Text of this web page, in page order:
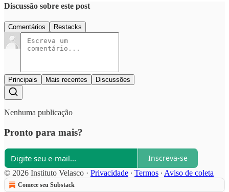
Discussão sobre este post
Comentários Restacks
Principais Mais recentes Discussões
Nenhuma publicação
Pronto para mais?
Inscreva-se
© 2026 Instituto Velasco · Privacidade ∙ Termos ∙ Aviso de coleta
Comece seu Substack